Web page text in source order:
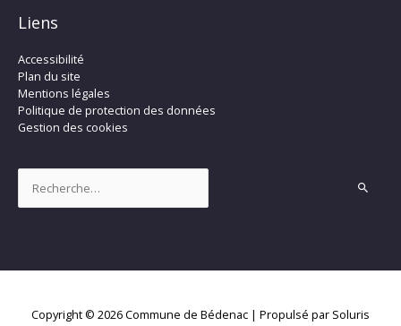
Liens
Accessibilité
Plan du site
Mentions légales
Politique de protection des données
Gestion des cookies
Copyright © 2026Commune de Bédenac | Propulsé par Soluris